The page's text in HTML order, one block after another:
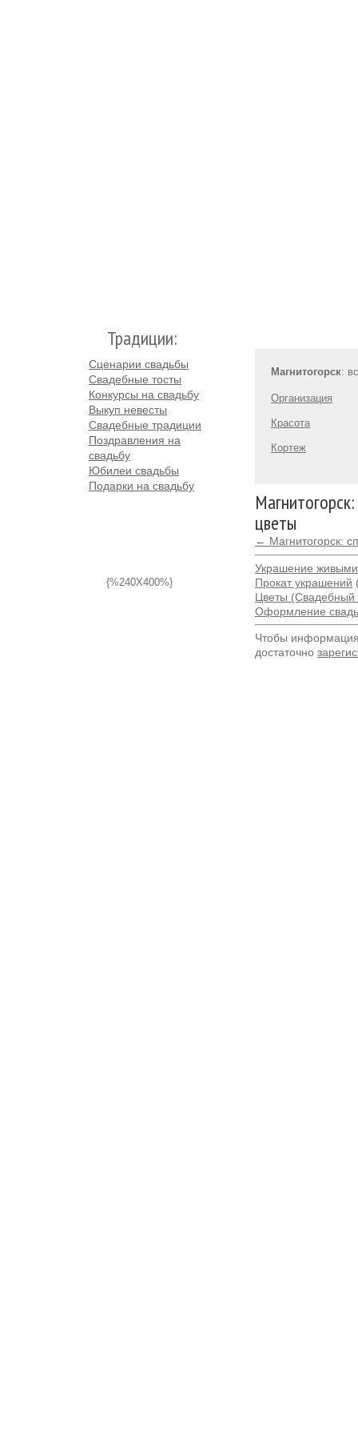
Традиции:
Сценарии свадьбы
Свадебные тосты
Конкурсы на свадьбу
Выкуп невесты
Свадебные традиции
Поздравления на
свадьбу
Юбилеи свадьбы
Подарки на свадьбу
{%240X400%}
Магнитогорск:
Организация
Красота
Кортеж
цветы
← Магнитогорск:
Украшение
Прокат украшений
Цветы (Свадебный
Оформление
Чтобы
достаточно